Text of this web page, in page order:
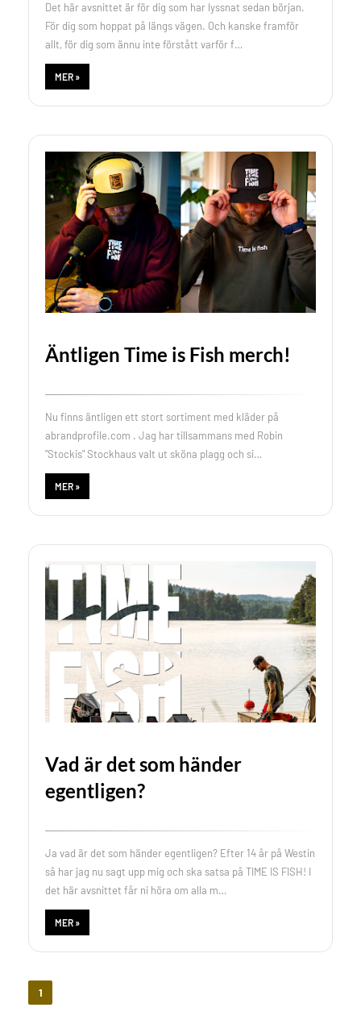
Det här avsnittet är för dig som har lyssnat sedan början.
För dig som hoppat på längs vägen. Och kanske framför
allt, för dig som ännu inte förstått varför f…
MER »
Äntligen Time is Fish merch!
Nu finns äntligen ett stort sortiment med kläder på
abrandprofile.com . Jag har tillsammans med Robin
"Stockis" Stockhaus valt ut sköna plagg och si…
MER »
Vad är det som händer
egentligen?
Ja vad är det som händer egentligen? Efter 14 år på Westin
så har jag nu sagt upp mig och ska satsa på TIME IS FISH! I
det här avsnittet får ni höra om alla m…
MER »
1